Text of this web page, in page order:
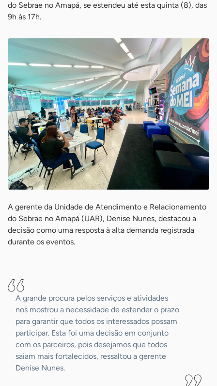
do Sebrae no Amapá, se estendeu até esta quinta (8), das
9h às 17h.
A gerente da Unidade de Atendimento e Relacionamento
do Sebrae no Amapá (UAR), Denise Nunes, destacou a
decisão como uma resposta à alta demanda registrada
durante os eventos.
A grande procura pelos serviços e atividades
nos mostrou a necessidade de estender o prazo
para garantir que todos os interessados possam
participar. Esta foi uma decisão em conjunto
com os parceiros, pois desejamos que todos
saiam mais fortalecidos, ressaltou a gerente
Denise Nunes.